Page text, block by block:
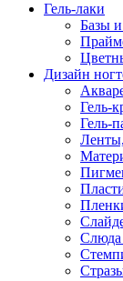
Гель-лаки
Базы
Дизайн
Гель-
Гель-
Слюда